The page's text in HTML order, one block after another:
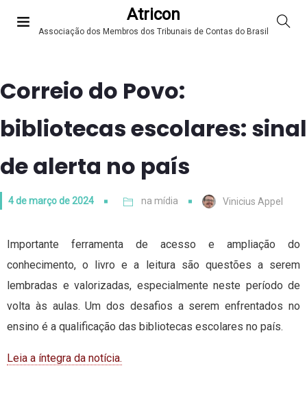
Atricon
Associação dos Membros dos Tribunais de Contas do Brasil
Correio do Povo:
bibliotecas escolares: sinal
de alerta no país
4 de março de 2024 na mídia Vinicius Appel
Importante ferramenta de acesso e ampliação do
conhecimento, o livro e a leitura são questões a serem
lembradas e valorizadas, especialmente neste período de
volta às aulas. Um dos desafios a serem enfrentados no
ensino é a qualificação das bibliotecas escolares no país.
Leia a íntegra da notícia.